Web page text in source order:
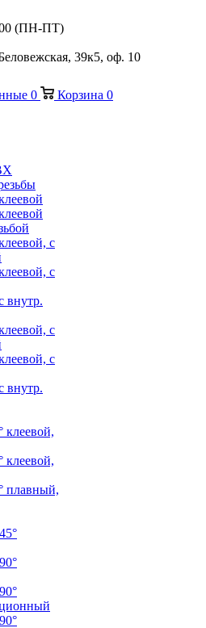
(ПН-ПТ)
39к5, оф. 10
0 Корзина 0
с
с
внутр.
с
с
внутр.
плавный,